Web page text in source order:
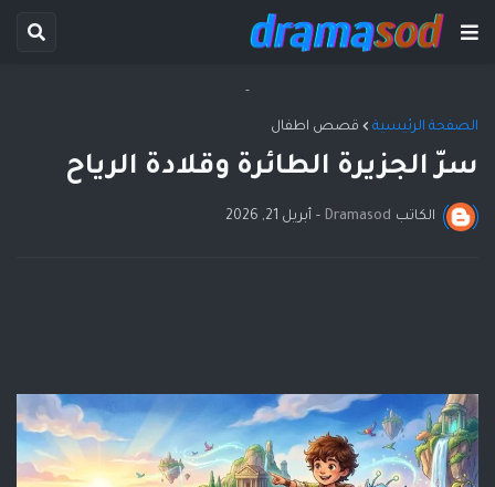
-
الصفحة الرئيسية قصص اطفال
سرّ الجزيرة الطائرة وقلادة الرياح
الكاتب Dramasod
- أبريل 21, 2026